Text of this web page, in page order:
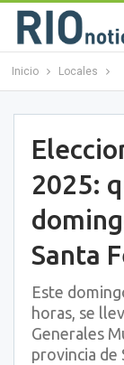
Inicio Locales
2025:
Santa
Este
horas, se
Generales
provincia de